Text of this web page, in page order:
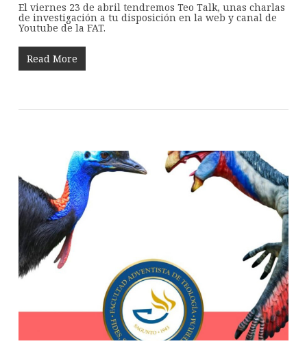
El viernes 23 de abril tendremos Teo Talk, unas charlas
de investigación a tu disposición en la web y canal de
Youtube de la FAT.
Read More